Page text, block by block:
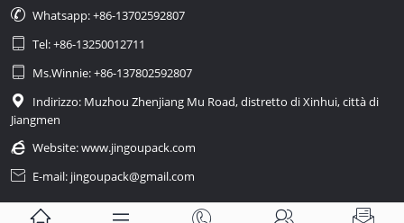
 Whatsapp: +86-13702592807
 Tel: +86-13250012711
 Ms.Winnie: +86-137802592807

Indirizzo: Muzhou Zhenjiang Mu Road, distretto di Xinhui, città di
Jiangmen
 Website:www.jingoupack.com
 E-mail: jingoupack@gmail.com
    